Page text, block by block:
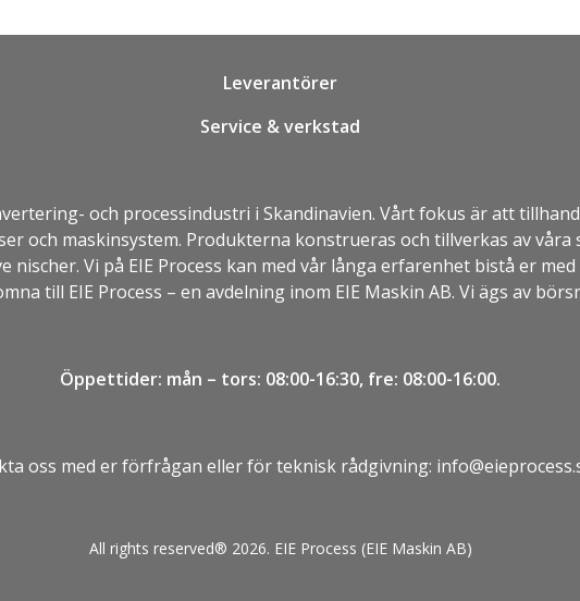
Leverantörer
Service & verkstad
och processindustri i Skandinavien. Vårt fokus är att
och maskinsystem. Produkterna konstrueras och tillverkas av
nischer. Vi på EIE Process kan med vår långa erfarenhet bistå er
till EIE Process – en avdelning inom EIE Maskin AB. Vi ägs av
Öppettider: mån – tors: 08:00-16:30, fre: 08:00-16:00.
oss med er förfrågan eller för teknisk rådgivning:
All rights reserved® 2026. EIE Process (EIE Maskin AB)